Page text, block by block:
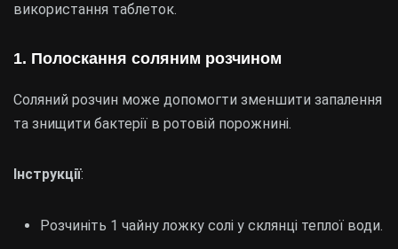
використання таблеток.
1. Полоскання соляним розчином
Соляний розчин може допомогти зменшити запалення
та знищити бактерії в ротовій порожнині.
Інструкції:
Розчиніть 1 чайну ложку солі у склянці теплої води.